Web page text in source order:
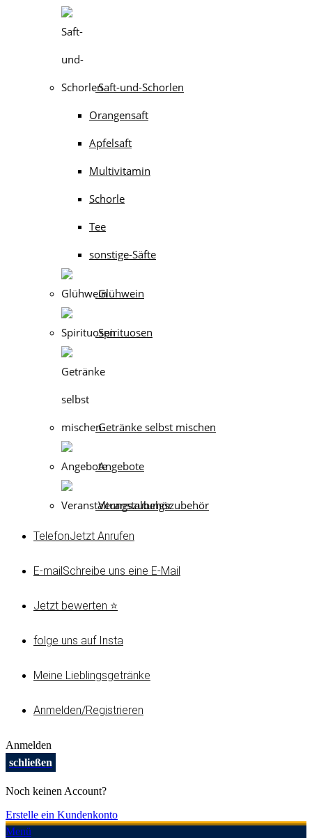
Saft-und-Schorlen
Orangensaft
Apfelsaft
Multivitamin
Schorle
Tee
sonstige-Säfte
Glühwein
Spirituosen
Getränke selbst mischen
Angebote
Veranstaltungszubehör
TelefonJetzt Anrufen
E-mailSchreibe uns eine E-Mail
Jetzt bewerten ⭐
folge uns auf Insta
Meine Lieblingsgetränke
Anmelden/Registrieren
Anmelden
schließen
Noch keinen Account?
Erstelle ein Kundenkonto
Menü